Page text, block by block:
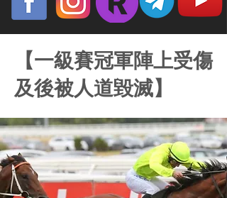
【一級賽冠軍陣上受傷
及後被人道毀滅】